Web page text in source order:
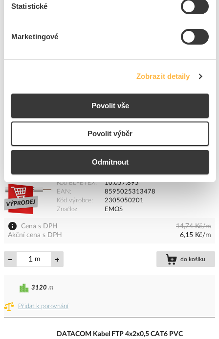
Statistické
Marketingové
Zobrazit detaily
Povolit vše
Povolit výběr
Odmítnout
EMOS Kabel CB 100F koaxiální250m BOX
Kód výrobce
Cena s DPH 20,07 Kč/m
3766 m
Kód ELFETEX
10.057.895
EAN
8595025313478
Kód výrobce
2305050201
Značka
EMOS
Cena s DPH
14,74 Kč/m
Akční cena s DPH
6,15 Kč/m
m do košíku
Přidat k porovnání
3120 m
DATACOM Kabel FTP 4x2x0,5 CAT6 PVC